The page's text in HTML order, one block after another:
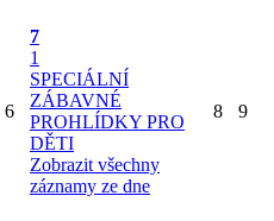
6
7
1
SPECIÁLNÍ
ZÁBAVNÉ
PROHLÍDKY PRO
DĚTI
Zobrazit všechny
záznamy ze dne
8 9